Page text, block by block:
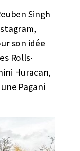
Singh
son idée
Rolls-
Huracan,
Pagani